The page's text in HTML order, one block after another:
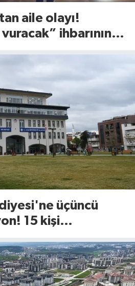
aile olayı!
ihbarının
üçüncü
15 kişi